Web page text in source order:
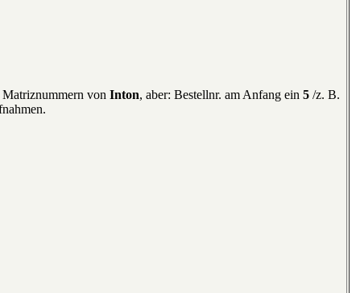
von Inton, aber: Bestellnr. am Anfang ein 5 /z. B.